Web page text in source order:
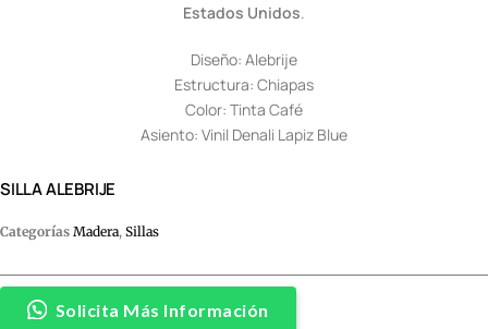
Estados Unidos
Diseño: Alebrije
Estructura: Chiapas
Color: Tinta Café
Asiento: Vinil Denali Lapiz Blue
SILLA ALEBRIJE
Categorías Madera, Sillas
Solicita Más Información